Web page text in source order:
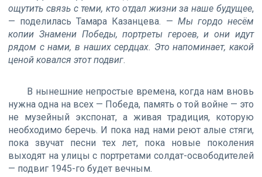
ощутить связь с теми, кто отдал жизни за наше будущее,
— поделилась Тамара Казанцева. — Мы гордо несём
копии Знамени Победы, портреты героев, и они идут
рядом с нами, в наших сердцах. Это напоминает, какой
ценой ковался этот подвиг.
В нынешние непростые времена, когда нам вновь
нужна одна на всех — Победа, память о той войне — это
не музейный экспонат, а живая традиция, которую
необходимо беречь. И пока над нами реют алые стяги,
пока звучат песни тех лет, пока новые поколения
выходят на улицы с портретами солдат-освободителей
— подвиг 1945-го будет вечным.